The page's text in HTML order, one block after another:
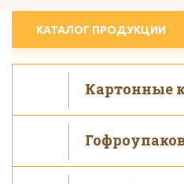
КАТАЛОГ ПРОДУКЦИИ
Картонные